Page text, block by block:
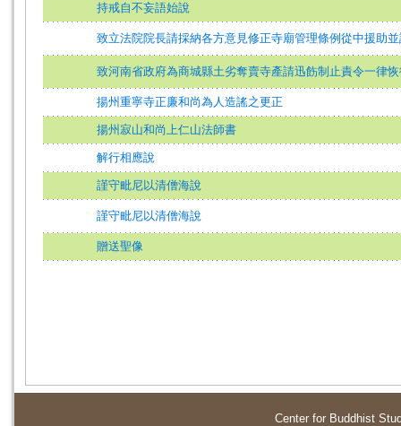
持戒自不妄語始說
致立法院院長請採納各方意見修正寺廟管理條例從中援助
致河南省政府為商城縣土劣奪賣寺產請迅飭制止責令一律
揚州重寧寺正廉和尚為人造謠之更正
揚州寂山和尚上仁山法師書
解行相應說
謹守毗尼以清僧海說
謹守毗尼以清僧海說
贈送聖像
Center for Buddhist